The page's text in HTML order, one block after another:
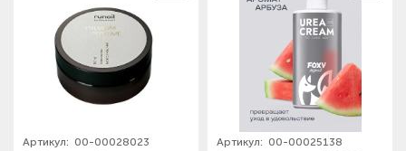
Артикул: 00-00028023 Артикул: 00-00025138